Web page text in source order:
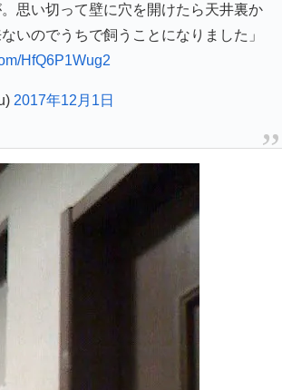
思い切って壁に穴を開けたら天井裏か
いのでうちで飼うことになりました」
HfQ6P1Wug2
2017年12月1日